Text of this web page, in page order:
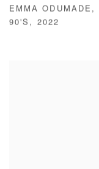
EMMA ODUMADE ,
90'S , 2022